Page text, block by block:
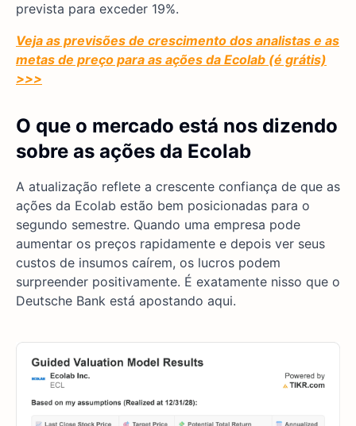
prevista para exceder 19%.
Veja as previsões de crescimento dos analistas e as
metas de preço para as ações da Ecolab (é grátis)
>>>
O que o mercado está nos dizendo
sobre as ações da Ecolab
A atualização reflete a crescente confiança de que as
ações da Ecolab estão bem posicionadas para o
segundo semestre. Quando uma empresa pode
aumentar os preços rapidamente e depois ver seus
custos de insumos caírem, os lucros podem
surpreender positivamente. É exatamente nisso que o
Deutsche Bank está apostando aqui.